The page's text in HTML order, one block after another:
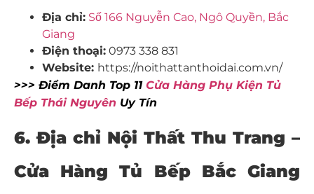
Địa chỉ: Số 166 Nguyễn Cao, Ngô Quyền, Bắc
Giang
Điện thoại: 0973 338 831
Website: https://noithattanthoidai.com.vn/
>>> Điểm Danh Top 11 Cửa Hàng Phụ Kiện Tủ
Bếp Thái Nguyên Uy Tín
6. Địa chỉ Nội Thất Thu Trang –
Cửa Hàng Tủ Bếp Bắc Giang